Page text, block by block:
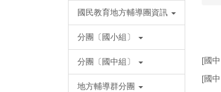
國民教育地方輔導團資訊
分團〔國小組〕
分團〔國中組〕
地方輔導群分團
[國
[國